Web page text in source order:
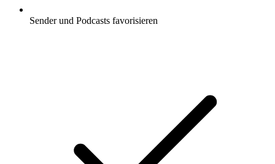
Sender und Podcasts favorisieren